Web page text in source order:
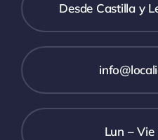
Desde Castilla y
Lun –